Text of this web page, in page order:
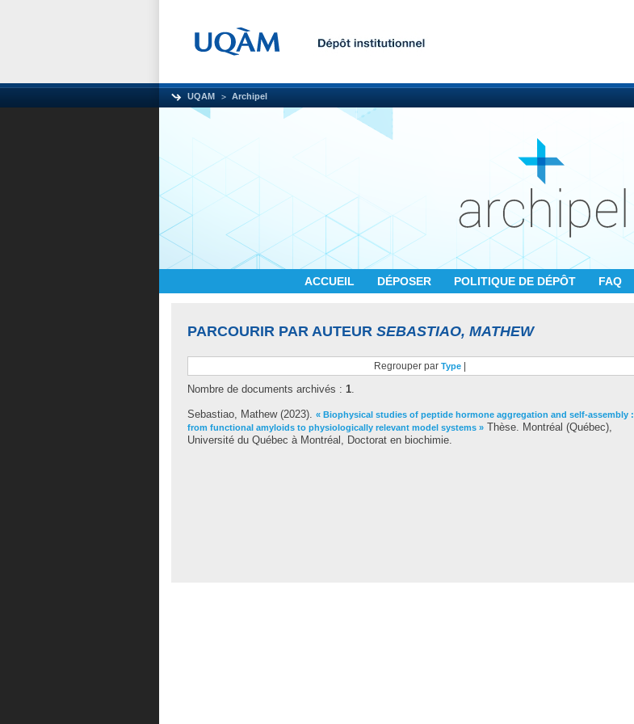
UQAM Archipel
ACCUEIL DÉPOSER POLITIQUE DE DÉPÔT FAQ
PARCOURIR PAR AUTEUR SEBASTIAO, MATHEW
Regrouper par Type
Nombre de documents archivés : 1.
Sebastiao, Mathew(2023). « Biophysical studies of peptide hormone aggregation and self-assembly :
from functional amyloids to physiologically relevant model systems » Thèse. Montréal (Québec),
Université du Québec à Montréal, Doctorat en biochimie.